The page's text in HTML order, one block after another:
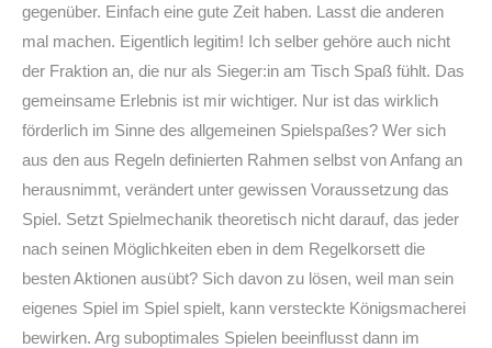
gegenüber. Einfach eine gute Zeit haben. Lasst die anderen
mal machen. Eigentlich legitim! Ich selber gehöre auch nicht
der Fraktion an, die nur als Sieger:in am Tisch Spaß fühlt. Das
gemeinsame Erlebnis ist mir wichtiger. Nur ist das wirklich
förderlich im Sinne des allgemeinen Spielspaßes? Wer sich
aus den aus Regeln definierten Rahmen selbst von Anfang an
herausnimmt, verändert unter gewissen Voraussetzung das
Spiel. Setzt Spielmechanik theoretisch nicht darauf, das jeder
nach seinen Möglichkeiten eben in dem Regelkorsett die
besten Aktionen ausübt? Sich davon zu lösen, weil man sein
eigenes Spiel im Spiel spielt, kann versteckte Königsmacherei
bewirken. Arg suboptimales Spielen beeinflusst dann im